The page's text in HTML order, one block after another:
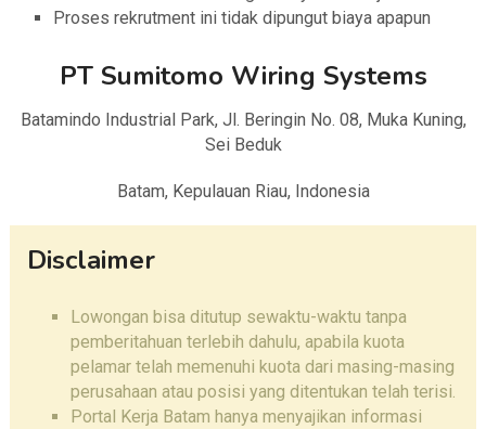
Proses rekrutment ini tidak dipungut biaya apapun
PT Sumitomo Wiring Systems
Batamindo Industrial Park, Jl. Beringin No. 08, Muka Kuning,
Sei Beduk
Batam, Kepulauan Riau, Indonesia
Disclaimer
Lowongan bisa ditutup sewaktu-waktu tanpa
pemberitahuan terlebih dahulu, apabila kuota
pelamar telah memenuhi kuota dari masing-masing
perusahaan atau posisi yang ditentukan telah terisi.
Portal Kerja Batam hanya menyajikan informasi